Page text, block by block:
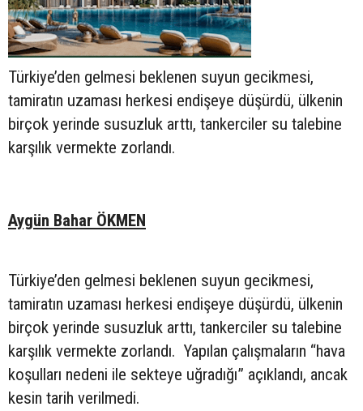
Türkiye’den gelmesi beklenen suyun gecikmesi,
tamiratın uzaması herkesi endişeye düşürdü, ülkenin
birçok yerinde susuzluk arttı, tankerciler su talebine
karşılık vermekte zorlandı.
Aygün Bahar ÖKMEN
Türkiye’den gelmesi beklenen suyun gecikmesi,
tamiratın uzaması herkesi endişeye düşürdü, ülkenin
birçok yerinde susuzluk arttı, tankerciler su talebine
karşılık vermekte zorlandı. Yapılan çalışmaların “hava
koşulları nedeni ile sekteye uğradığı” açıklandı, ancak
kesin tarih verilmedi.